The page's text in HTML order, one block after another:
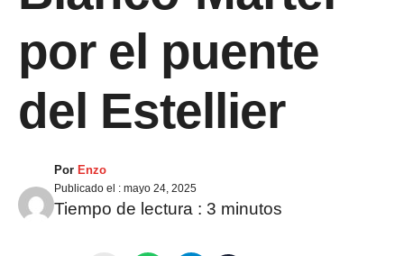
por el puente
del Estellier
Por Enzo
Publicado el : mayo 24, 2025
Tiempo de lectura : 3 minutos